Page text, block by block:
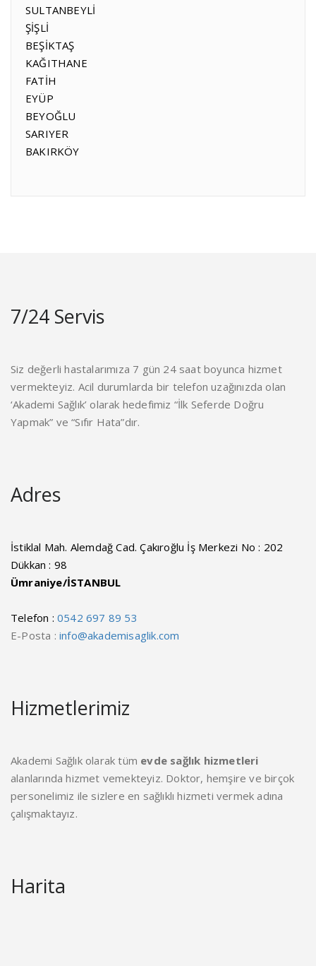
SULTANBEYLİ
ŞİŞLİ
BEŞİKTAŞ
KAĞITHANE
FATİH
EYÜP
BEYOĞLU
SARIYER
BAKIRKÖY
7/24 Servis
Siz değerli hastalarımıza 7 gün 24 saat boyunca hizmet
vermekteyiz. Acil durumlarda bir telefon uzağınızda olan
‘Akademi Sağlık’ olarak hedefimiz “İlk Seferde Doğru
Yapmak” ve “Sıfır Hata”dır.
Adres
İstiklal Mah. Alemdağ Cad. Çakıroğlu İş Merkezi No : 202
Dükkan : 98
Ümraniye/İSTANBUL
Telefon : 0542 697 89 53
E-Posta : info@akademisaglik.com
Hizmetlerimiz
Akademi Sağlık olarak tüm evde sağlık hizmetleri
alanlarında hizmet vemekteyiz. Doktor, hemşire ve birçok
personelimiz ile sizlere en sağlıklı hizmeti vermek adına
çalışmaktayız.
Harita